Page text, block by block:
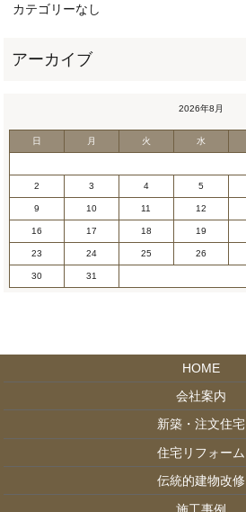
カテゴリーなし
2026年8月
日 月 火 水
2 3 4 5
9 10 11 12
16 17 18 19
23 24 25 26
30 31
HOME
会社案内
新築・注文住宅
住宅リフォーム
伝統的建物改修
施工事例